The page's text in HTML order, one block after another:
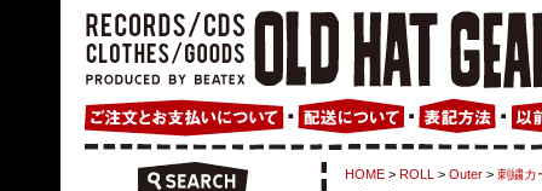
HOME > ROLL > Outer > 刺繍カ